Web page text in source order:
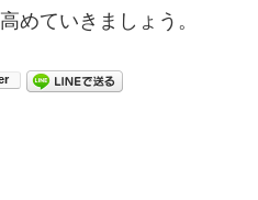
めていきましょう。